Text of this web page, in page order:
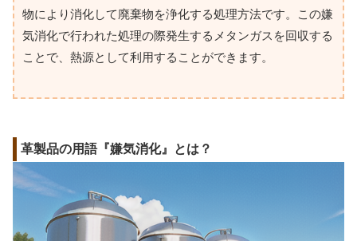
物により消化して廃棄物を浄化する処理方法です。この嫌
気消化で行われた処理の際発生するメタンガスを回収する
ことで、熱源として利用することができます。
革製品の用語『嫌気消化』とは？